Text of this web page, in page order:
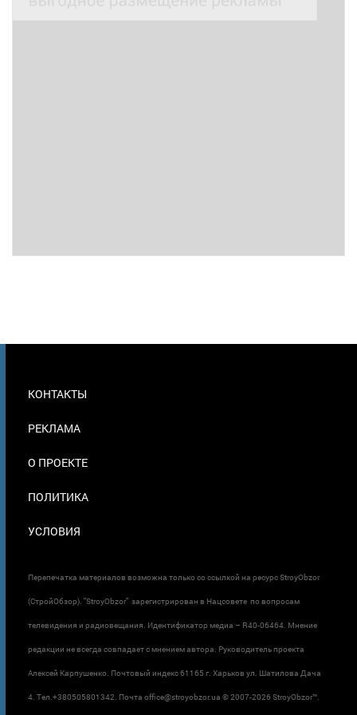
В
КОНТАКТЫ
РЕКЛАМА
О ПРОЕКТЕ
ПОЛИТИКА
УСЛОВИЯ
Перепечатка материалов возможна только со ссылкой на ресурс StroyObzor
(СтройОбзор). "StroyObzor" зарегистрирован в Нацсовете по вопросам
телевидения и радиовещания. Идентификатор медиа – R40-06464. Мнение
редакции не всегда совпадает с мнением автора. Руководитель проекта
Алексей Карпушенко. Почтовый индекс 61165 г. Харьков ул. Шатилова Дача
4. Тел.+380505801342. Почта office@stroyobzor.ua © 2007-2026 StroyObzor™.